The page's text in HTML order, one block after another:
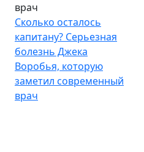
врач
Сколько осталось
капитану? Серьезная
болезнь Джека
Воробья, которую
заметил современный
врач